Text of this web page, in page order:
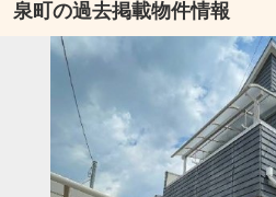
泉町の過去掲載物件情報